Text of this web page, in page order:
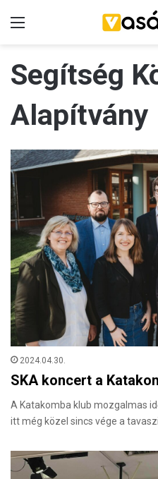
Segítség
Alapítvány
2024.04.30.
SKA koncert a
A Katakomba klub mozgalmas
itt még közel sincs vége a